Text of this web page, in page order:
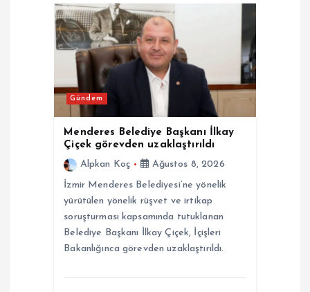
Gündem
Menderes Belediye Başkanı İlkay
Çiçek görevden uzaklaştırıldı
Alpkan Koç
Ağustos 8, 2026
İzmir Menderes Belediyesi’ne yönelik
yürütülen yönelik rüşvet ve irtikap
soruşturması kapsamında tutuklanan
Belediye Başkanı İlkay Çiçek, İçişleri
Bakanlığınca görevden uzaklaştırıldı.